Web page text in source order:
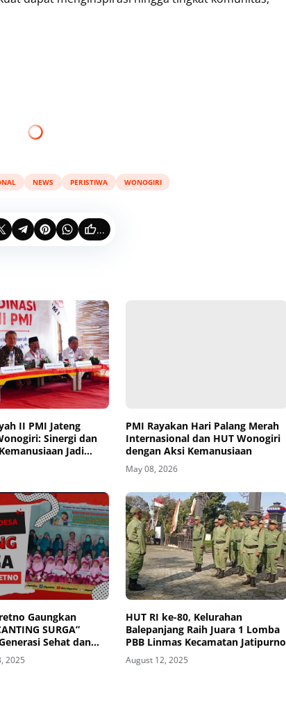
NEWS PERISTIWA WONOGIRI
...
II PMI Jateng
Sinergi dan
Jadi
PMI Rayakan Hari Palang Merah
Internasional dan HUT Wonogiri
dengan Aksi Kemanusiaan
May 08, 2026
Gaungkan
SURGA”
Sehat dan
2025
HUT RI ke-80, Kelurahan
Balepanjang Raih Juara 1 Lomba
PBB Linmas Kecamatan Jatipurno
August 12, 2025